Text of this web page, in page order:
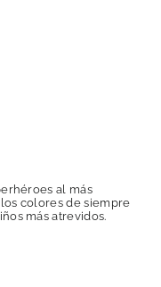
al más
colores de siempre
más atrevidos.